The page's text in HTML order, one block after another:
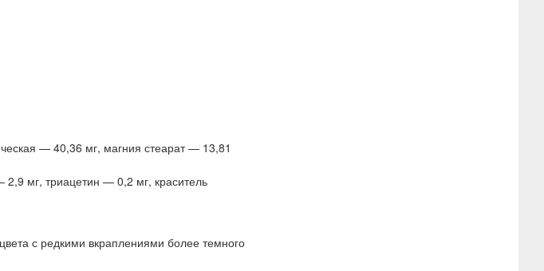
— 40,36 мг, магния стеарат — 13,81
мг, триацетин — 0,2 мг, краситель
с редкими вкраплениями более темного